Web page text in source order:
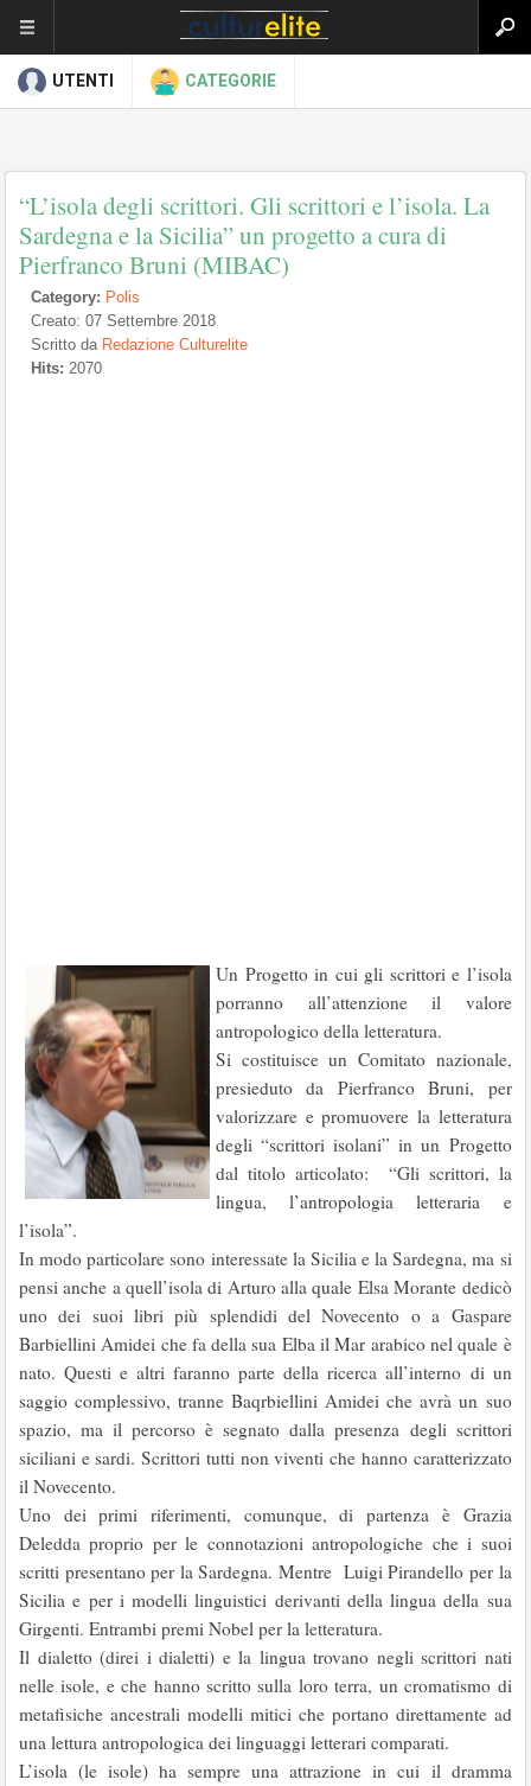
UTENTI CATEGORIE
“L’isola degli scrittori. Gli scrittori e l’isola. La
Sardegna e la Sicilia” un progetto a cura di
Pierfranco Bruni (MIBAC)
Category: Polis
Creato: 07 Settembre 2018
Scritto da Redazione Culturelite
Hits: 2070
Un Progetto in cui gli scrittori e l’isola
porranno all’attenzione il valore
antropologico della letteratura.
Si costituisce un Comitato nazionale,
presieduto da Pierfranco Bruni, per
valorizzare e promuovere la letteratura
degli “scrittori isolani” in un Progetto
dal titolo articolato: “Gli scrittori, la
lingua, l’antropologia letteraria e
l’isola”.
In modo particolare sono interessate la Sicilia e la Sardegna, ma si
pensi anche a quell’isola di Arturo alla quale Elsa Morante dedicò
uno dei suoi libri più splendidi del Novecento o a Gaspare
Barbiellini Amidei che fa della sua Elba il Mar arabico nel quale è
nato. Questi e altri faranno parte della ricerca all’interno di un
saggio complessivo, tranne Baqrbiellini Amidei che avrà un suo
spazio, ma il percorso è segnato dalla presenza degli scrittori
siciliani e sardi. Scrittori tutti non viventi che hanno caratterizzato
il Novecento.
Uno dei primi riferimenti, comunque, di partenza è Grazia
Deledda proprio per le connotazioni antropologiche che i suoi
scritti presentano per la Sardegna. Mentre Luigi Pirandello per la
Sicilia e per i modelli linguistici derivanti della lingua della sua
Girgenti. Entrambi premi Nobel per la letteratura.
Il dialetto (direi i dialetti) e la lingua trovano negli scrittori nati
nelle isole, e che hanno scritto sulla loro terra, un cromatismo di
metafisiche ancestrali modelli mitici che portano direttamente ad
una lettura antropologica dei linguaggi letterari comparati.
L’isola (le isole) ha sempre una attrazione in cui il dramma